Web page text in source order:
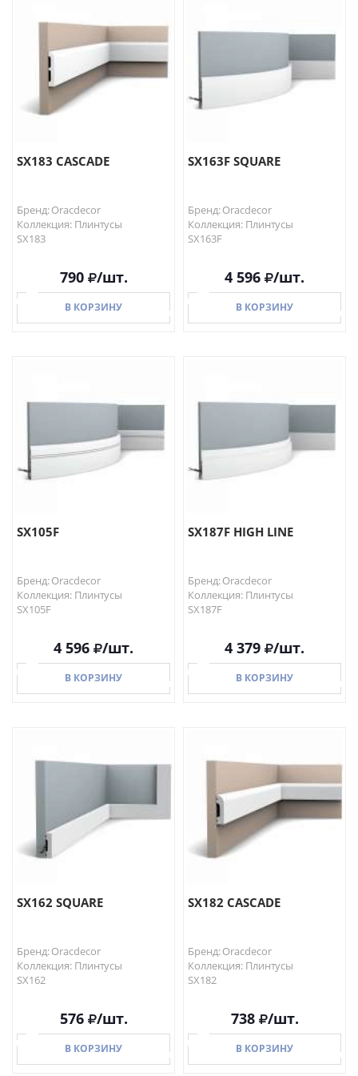
В КОРЗИНУ
SX183 CASCADE
Бренд: Oracdecor
Коллекция: Плинтусы
SX183
790 /шт.
В КОРЗИНУ
SX163F SQUARE
Бренд: Oracdecor
Коллекция: Плинтусы
SX163F
4 596 /шт.
В КОРЗИНУ
SX105F
Бренд: Oracdecor
Коллекция: Плинтусы
SX105F
4 596 /шт.
В КОРЗИНУ
В КОРЗИНУ
SX187F HIGH LINE
Бренд: Oracdecor
Коллекция: Плинтусы
SX187F
4 379 /шт.
В КОРЗИНУ
В КОРЗИНУ
SX162 SQUARE
Бренд: Oracdecor
Коллекция: Плинтусы
SX162
576 /шт.
В КОРЗИНУ
SX182 CASCADE
Бренд: Oracdecor
Коллекция: Плинтусы
SX182
738 /шт.
В КОРЗИНУ